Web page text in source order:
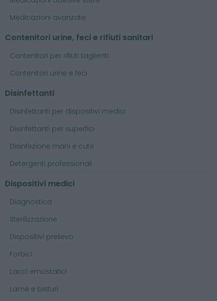
Medicazioni avanzate
Contenitori urine, feci e rifiuti sanitari
Contenitori per rifiuti taglienti
Contenitori urine e feci
Disinfettanti
Disinfettanti per dispositivi medici
Disinfettanti per superfici
Disinfezione mani e cute
Detergenti professionali
Dispositivi medici
Diagnostica
Sterilizzazione
Dispositivi prelievo
Forbici
Lacci emostatici
Lame e bisturi